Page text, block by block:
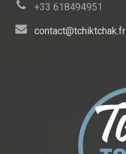
+33 618494951
contact@tchiktchak.fr